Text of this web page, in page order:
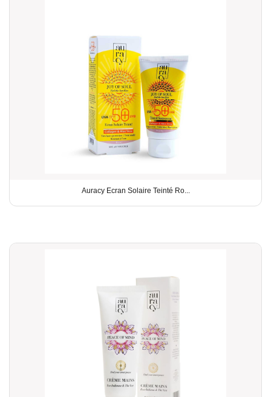
Auracy Ecran Solaire Teinté Ro...